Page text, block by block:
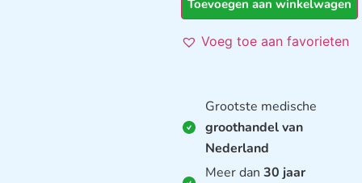
Toevoegen aan winkelwagen
Voeg toe aan favorieten
Grootste medische
groothandel van
Nederland
Meer dan 30 jaar